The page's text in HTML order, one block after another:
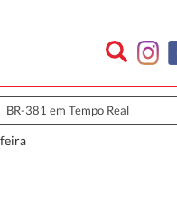
BR-381 em Tempo Real